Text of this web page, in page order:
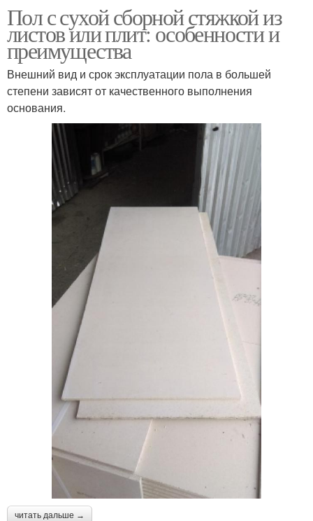
Пол с сухой сборной стяжкой из
листов или плит: особенности и
преимущества
Внешний вид и срок эксплуатации пола в большей
степени зависят от качественного выполнения
основания.
читать дальше →